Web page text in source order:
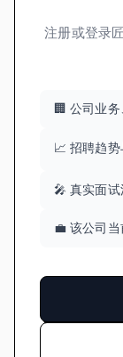
注册或登录
🏢 公司业
📈 招聘趋
🎤 真实面
💼 该公司